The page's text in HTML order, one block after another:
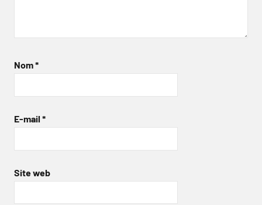
Nom*
E-mail *
Site web